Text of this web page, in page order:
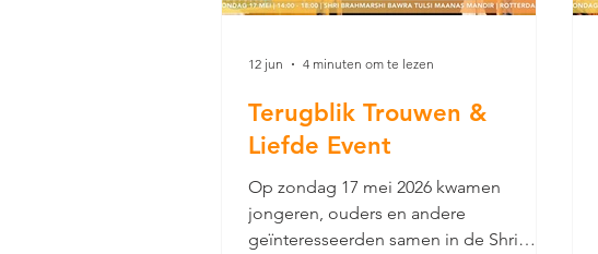
Terugblik Trouwen &
Liefde Event
Op zondag 17 mei 2026 kwamen
jongeren, ouders en andere
geïnteresseerden samen in de Shri
12 jun 4 minuten om te lezen